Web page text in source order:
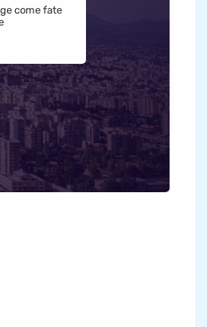
come fate